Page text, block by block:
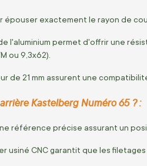
exactement le rayon de
l'aluminium permet d'offrir une
ou 9,3x62).
de 21 mm assurent une
Kastelberg Numéro 65 ? :
référence précise assurant un
usiné CNC garantit que les